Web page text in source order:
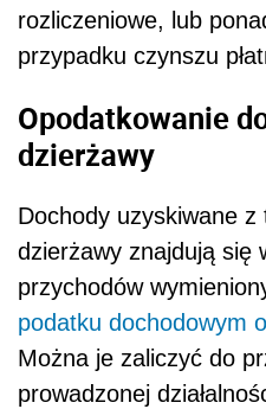
rozliczeniowe, lub
przypadku czynszu
Opodatkowanie
dzierżawy
Dochody uzyskiwane z
dzierżawy znajdują się
przychodów
podatku dochodowym
Można je zaliczyć do
prowadzonej